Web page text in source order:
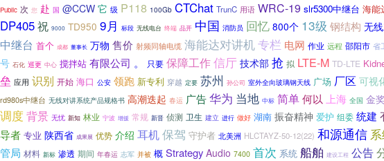
Public 次 您 赴 国 @CCW 它 级 P118 100Gb CTChat TrunC 用语 WRC-19 slr5300中继台 海能
DP405祝 9000 TD950 9月 标段 无线电台 终端 品开 中国 消防员 回忆 800个 13级 钢结构 无
中继台 首个 成都 董事长 万物 售价 射频同轴电缆 海能达对讲机专栏 电网 作业 远程 邵阳市 省
号 石化 巡更 中心 搅拌站 有限公司 。 只要 保障工作信厅 技术部 抢 拟 LTE-M TD-LTE
垒 应用 识别 开始 海口 公安 领跑 新专利 穿越 定要 苏州 孙公司 室外全向玻璃钢天线 广场 厂区 可视
rd980s中继台 无线对讲系统产品规格书 高潮迭起 春运 广告华为 当地 中标 简单何以 上海 全国 金奖
调度背景 无忧 新知 林业 宁波 增援 常规 新晋 侦测 卫生 建立 进行 做好 湖南 振奋精神 爱护 组委 统建
导者 专业 陕西省 成果展 优势 介绍 耳机保驾 守护者 北美洲 HLCTAYZ-50-12(22) 和源通信
管局 材料 新标 渗透 期间 年春运 志军 并被 概 Strategy Audio 7400 首次 系统 船舶 建设工程 公告